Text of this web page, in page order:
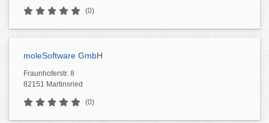
(0)
moleSoftware GmbH
Fraunhoferstr. 8
82151 Martinsried
(0)